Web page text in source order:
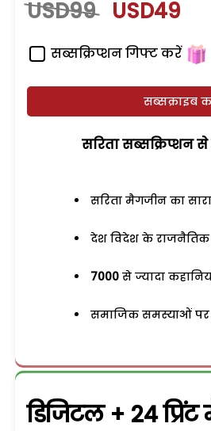
USD99 USD49
सब्सक्रिप्शन गिफ्ट करें
सब्सक्राइब
सरिता सब्सक्रिप्शन
सरिता मैगजीन का
देश विदेश के राजनैतिक
7000 से ज्यादा
समाजिक समस्याओं
डिजिटल + 24